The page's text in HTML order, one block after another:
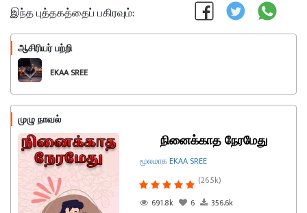
இந்த புத்தகத்தைப் பகிரவும்:
ஆசிரியர் பற்றி
EKAA SREE
முழு நாவல்
நினைக்காத நேரமேது
மூலமாக EKAA SREE
(26.5k)
691.8k
6 356.6k